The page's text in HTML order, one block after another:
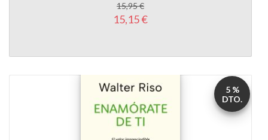
15,95 €
15,15 €
5 %
DTO.